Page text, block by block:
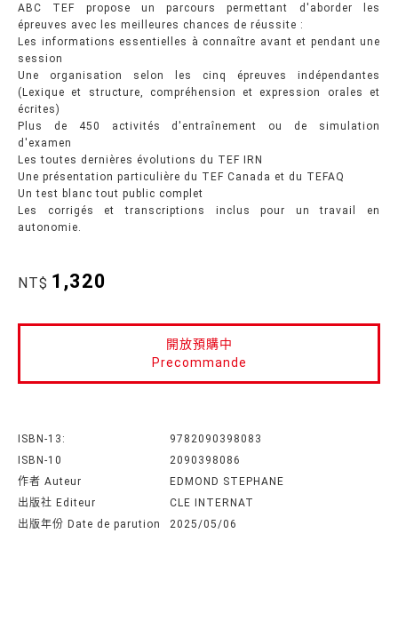
ABC TEF propose un parcours permettant d'aborder les
épreuves avec les meilleures chances de réussite :
Les informations essentielles à connaître avant et pendant une
session
Une organisation selon les cinq épreuves indépendantes
(Lexique et structure, compréhension et expression orales et
écrites)
Plus de 450 activités d'entraînement ou de simulation
d'examen
Les toutes dernières évolutions du TEF IRN
Une présentation particulière du TEF Canada et du TEFAQ
Un test blanc tout public complet
Les corrigés et transcriptions inclus pour un travail en
autonomie.
NT$ 1,320
開放預購中
Precommande
ISBN-13:
9782090398083
ISBN-10
2090398086
作者 Auteur
EDMOND STEPHANE
出版社 Editeur
CLE INTERNAT
出版年份 Date de parution
2025/05/06